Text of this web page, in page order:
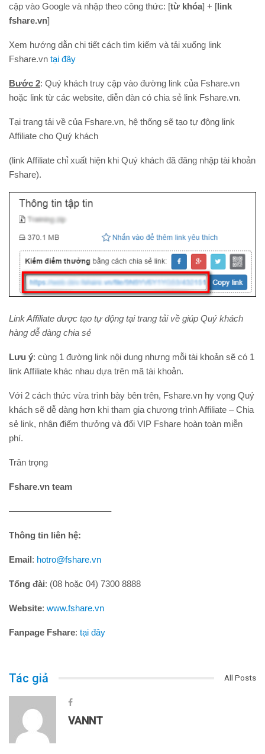
cập vào Google và nhập theo công thức: [từ khóa] + [link
fshare.vn]
Xem hướng dẫn chi tiết cách tìm kiếm và tải xuống link
Fshare.vn tại đây
Bước 2: Quý khách truy cập vào đường link của Fshare.vn
hoặc link từ các website, diễn đàn có chia sẻ link Fshare.vn.
Tại trang tải về của Fshare.vn, hệ thống sẽ tạo tự động link
Affiliate cho Quý khách
(link Affiliate chỉ xuất hiện khi Quý khách đã đăng nhập tài khoản
Fshare).
Link Affiliate được tạo tự động tại trang tải về giúp Quý khách
hàng dễ dàng chia sẻ
Lưu ý: cùng 1 đường link nội dung nhưng mỗi tài khoản sẽ có 1
link Affiliate khác nhau dựa trên mã tài khoản.
Với 2 cách thức vừa trình bày bên trên, Fshare.vn hy vọng Quý
khách sẽ dễ dàng hơn khi tham gia chương trình Affiliate – Chia
sẻ link, nhận điểm thưởng và đổi VIP Fshare hoàn toàn miễn
phí.
Trân trọng
Fshare.vn team
———————————–
Thông tin liên hệ:
Email: hotro@fshare.vn
Tổng đài: (08 hoặc 04) 7300 8888
Website: www.fshare.vn
Fanpage Fshare: tại đây
Tác giả All Posts
VANNT